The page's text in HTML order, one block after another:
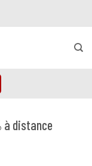
à distance